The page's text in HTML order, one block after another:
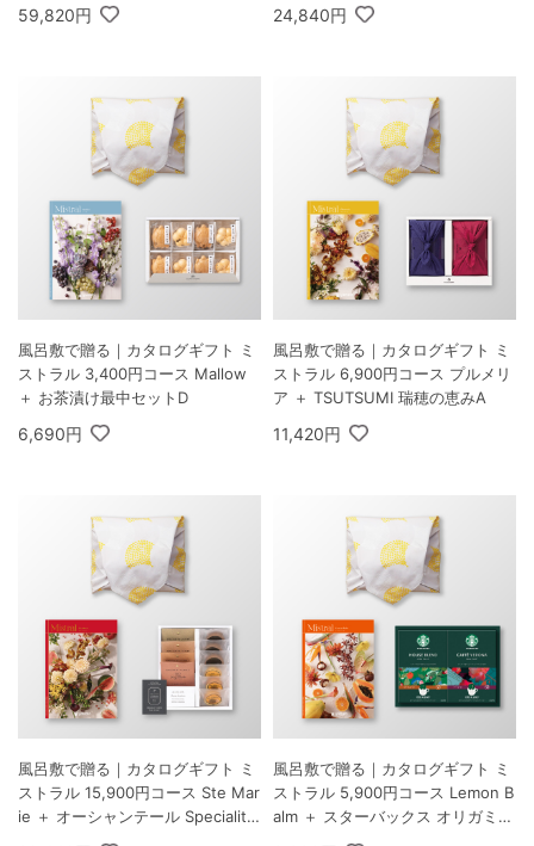
59,820円 24,840円
風呂敷で贈る｜カタログギフト ミ
ストラル 3,400円コース Mallow
＋ お茶漬け最中セットD
6,690円
風呂敷で贈る｜カタログギフト ミ
ストラル 6,900円コース プルメリ
ア ＋ TSUTSUMI 瑞穂の恵みA
11,420円
風呂敷で贈る｜カタログギフト ミ
ストラル 15,900円コース Ste Mar
ie ＋ オーシャンテール Speciality
Coffee＆バームセット A
風呂敷で贈る｜カタログギフト ミ
ストラル 5,900円コース Lemon B
alm ＋ スターバックス オリガミ
パーソナルドリップ コーヒーギフ